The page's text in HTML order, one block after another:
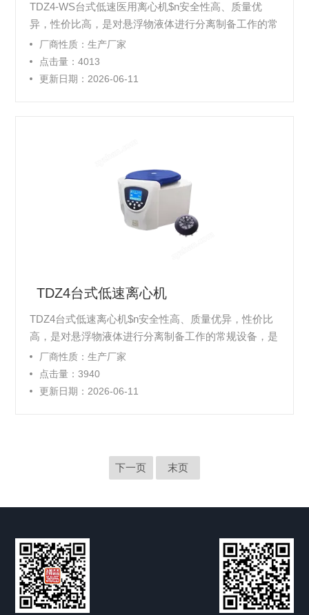
TDZ4-WS台式低速医用离心机$n安全性高、质量优
异，性价比高，是对悬浮物液体进行分离制备工作的常
规设备，是各类实验室、各级医院、高校等重要的实验
室离心分离基础仪器。
厂商性质：生产厂家
点击量：4013
更新日期：2026-06-11
TDZ4台式低速离心机
TDZ4台式低速离心机$n安全性高、质量优异，性价比
高，是对悬浮物液体进行分离制备工作的常规设备，是
各类实验室、各级医院、高校等重要的实验室离心分离
基础仪器。
厂商性质：生产厂家
点击量：3940
更新日期：2026-06-11
下一页 末页